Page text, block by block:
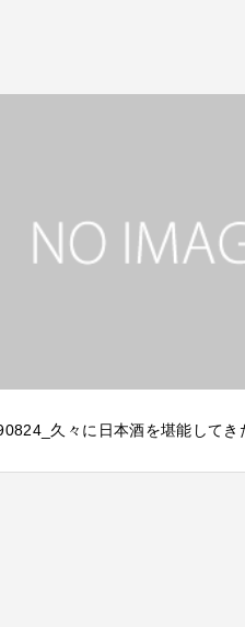
久々に日本酒を堪能してき